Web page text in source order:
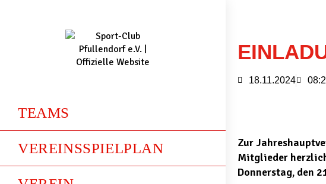
TEAMS
VEREINSSPIELPLAN
18.11.2024
Zur
Mitglieder
Donnerstag, den